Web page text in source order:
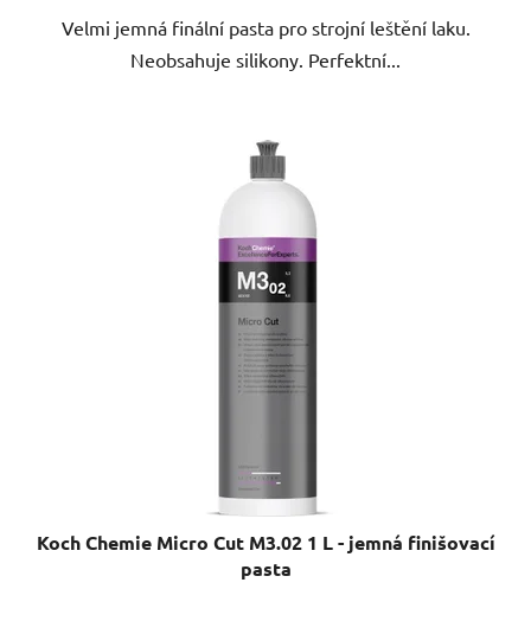
hvězdiček.
Velmi jemná finální pasta pro strojní leštění laku.
Neobsahuje silikony. Perfektní...
Koch Chemie Micro Cut M3.02 1 L - jemná finišovací
pasta